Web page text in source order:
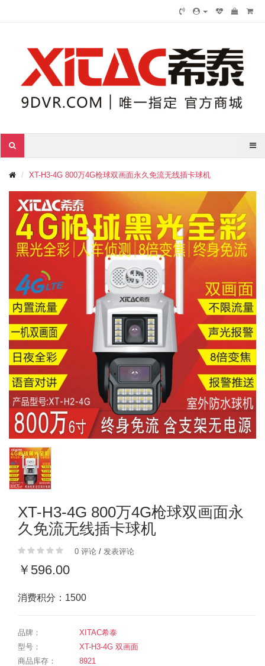
XT-H3-4G 800万4G枪球双画面永久免流无线插卡球机
XT-H3-4G 800万4G枪球双画面永
久免流无线插卡球机
0 评论 / 发表评论
￥596.00
消费积分：1500
品牌：
XITAC希泰
型号：
XT-H3-4G 双画面
商品库存：
8921